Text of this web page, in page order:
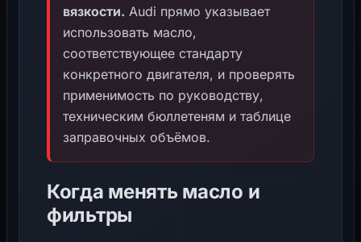
вязкости. Audi прямо указывает
использовать масло,
соответствующее стандарту
конкретного двигателя, и проверять
применимость по руководству,
техническим бюллетеням и таблице
заправочных объёмов.
Когда менять масло и
фильтры